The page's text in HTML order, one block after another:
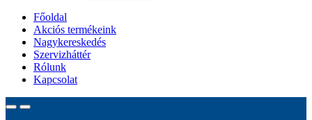
Főoldal
Akciós termékeink
Nagykereskedés
Szervizháttér
Rólunk
Kapcsolat